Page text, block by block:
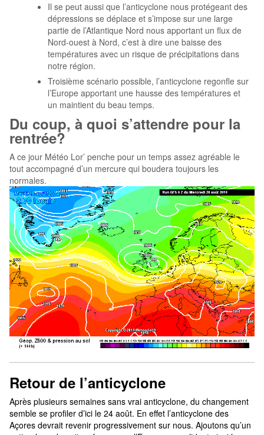
Il se peut aussi que l’anticyclone nous protégeant des
dépressions se déplace et s’impose sur une large
partie de l’Atlantique Nord nous apportant un flux de
Nord-ouest à Nord, c’est à dire une baisse des
températures avec un risque de précipitations dans
notre région.
Troisième scénario possible, l’anticyclone regonfle sur
l’Europe apportant une hausse des températures et
un maintient du beau temps.
Du coup, à quoi s’attendre pour la
rentrée?
A ce jour Météo Lor’ penche pour un temps assez agréable le
tout accompagné d’un mercure qui boudera toujours les
normales.
Retour de l’anticyclone
Après plusieurs semaines sans vrai anticyclone, du changement
semble se profiler d’ici le 24 août. En effet l’anticyclone des
Açores devrait revenir progressivement sur nous. Ajoutons qu’un